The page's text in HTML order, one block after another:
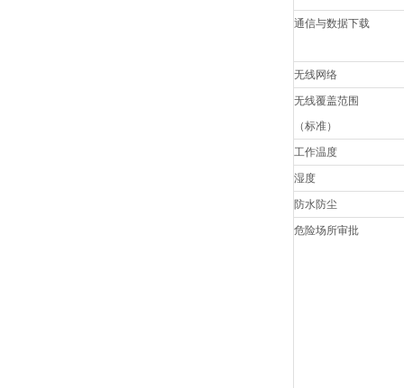
通信与数据下载
无线网络
无线覆盖范围
（标准）
工作温度
湿度
防水防尘
危险场所审批